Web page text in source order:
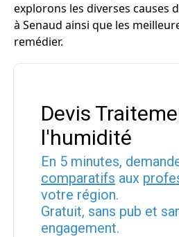
explorons les diverses causes
à Senaud ainsi que les
remédier.
Devis
l'humidité
En 5 minutes,
comparatifs aux
votre région.
Gratuit, sans pub et
engagement.